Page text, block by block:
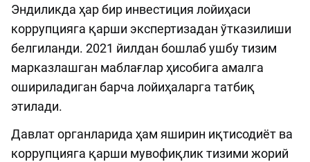
Эндиликда ҳар бир инвестиция лойиҳаси
коррупцияга қарши экспертизадан ўтказилиши
белгиланди. 2021 йилдан бошлаб ушбу тизим
марказлашган маблағлар ҳисобига амалга
ошириладиган барча лойиҳаларга татбиқ
этилади.
Давлат органларида ҳам яширин иқтисодиёт ва
коррупцияга қарши мувофиқлик тизими жорий